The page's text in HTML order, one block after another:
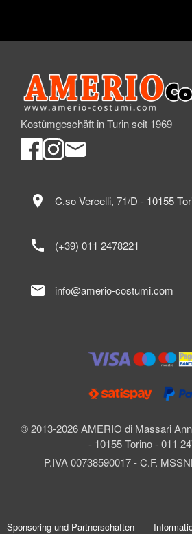
Kostümgeschäft in Turin seit 1969
© 2013-2026 AMERIO di Massari
- 10155 Torino - 011
P.IVA 00738590017 - C.F.
location_on C.so Vercelli, 71/D - 10155
call (+39) 011 2478221
mail info@amerio-costumi.com
Sponsoring und Partnerschaften